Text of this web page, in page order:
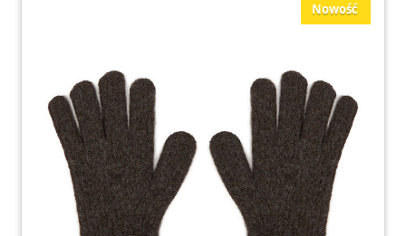
Nowość